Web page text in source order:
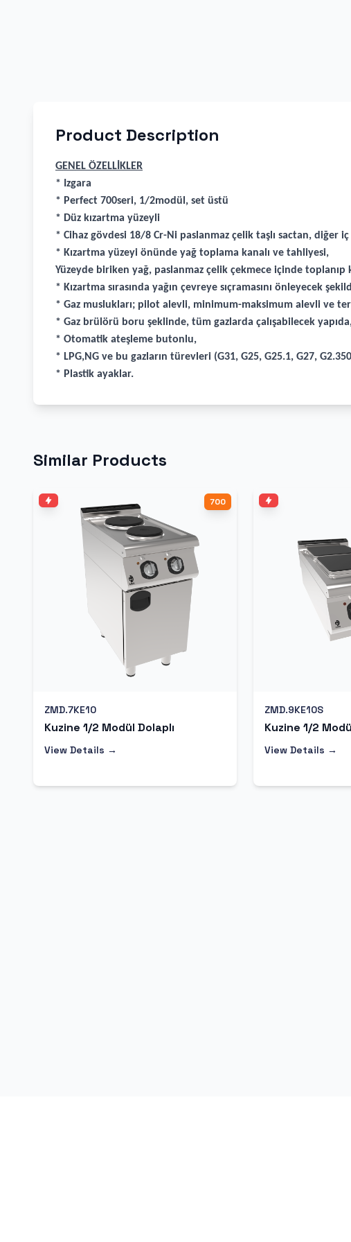
Product Description
GENEL ÖZELLİKLER
* Izgara
* Perfect 700seri, 1/2modül, set üstü
* Düz kızartma yüzeyli
* Cihaz gövdesi 18/8 Cr-Ni paslanmaz çelik taşlı sactan, diğer iç
* Kızartma yüzeyi önünde yağ toplama kanalı ve tahliyesi,
Yüzeyde biriken yağ, paslanmaz çelik çekmece içinde
* Kızartma sırasında yağın çevreye sıçramasını önleyecek
* Gaz muslukları; pilot alevli, minimum-maksimum alevli ve
* Gaz brülörü boru şeklinde, tüm gazlarda çalışabilecek
* Otomatik ateşleme butonlu,
* LPG,NG ve bu gazların türevleri (G31, G25, G25.1, G27,
* Plastik ayaklar.
Similar Products
700
ZMD.7KE10
Kuzine 1/2 Modül Dolaplı
View Details →
ZMD.9KE10S
Kuzine 1/2
View Details →